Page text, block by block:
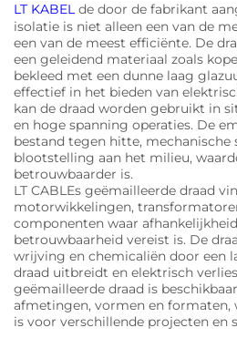
LT KABELde door de fabrikant
isolatie is niet alleen een van de
een van de meest efficiënte. De
een geleidend materiaal zoals
bekleed met een dunne laag
effectief in het bieden van
kan de draad worden gebruikt in
en hoge spanning operaties. De
bestand tegen hitte, mechanische
blootstelling aan het milieu,
betrouwbaarder is.
LT CABLEs geëmailleerde draad
motorwikkelingen,
componenten waar
betrouwbaarheid vereist is. De
wrijving en chemicaliën door een
draad uitbreidt en elektrisch
geëmailleerde draad is
afmetingen, vormen en formaten,
is voor verschillende projecten en